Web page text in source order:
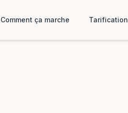
Comment ça marche Tarification